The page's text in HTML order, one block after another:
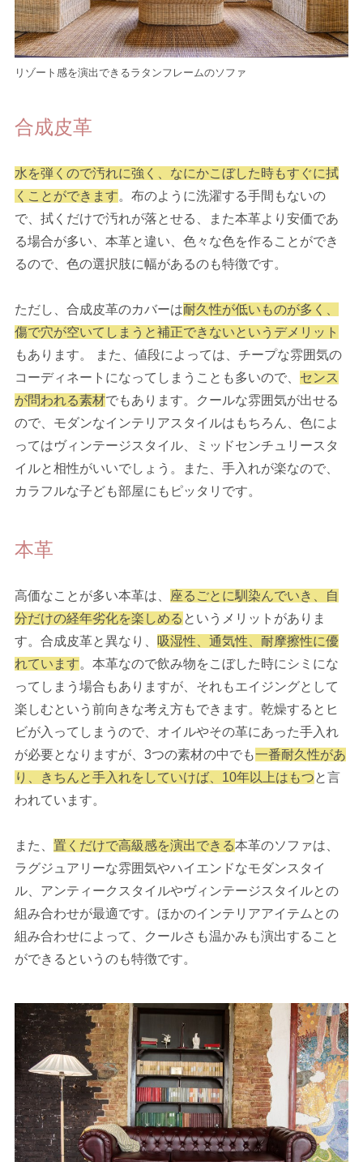
リゾート感を演出できるラタンフレームのソファ
合成皮革
水を弾くので汚れに強く、なにかこぼした時もすぐに拭
くことができます。布のように洗濯する手間もないの
で、拭くだけで汚れが落とせる、また本革より安価であ
る場合が多い、本革と違い、色々な色を作ることができ
るので、色の選択肢に幅があるのも特徴です。
ただし、合成皮革のカバーは耐久性が低いものが多く、
傷で穴が空いてしまうと補正できないというデメリット
もあります。 また、値段によっては、チープな雰囲気の
コーディネートになってしまうことも多いので、 センス
が問われる素材でもあります。クールな雰囲気が出せる
ので、モダンなインテリアスタイルはもちろん、色によ
ってはヴィンテージスタイル、ミッドセンチュリースタ
イルと相性がいいでしょう。また、手入れが楽なので、
カラフルな子ども部屋にもピッタリです。
本革
高価なことが多い本革は、
座るごとに馴染んでいき、自
分だけの経年劣化を楽しめる というメリットがありま
す。合成皮革と異なり、
吸湿性、通気性、耐摩擦性に優
れています。本革なので飲み物をこぼした時にシミにな
ってしまう場合もありますが、それもエイジングとして
楽しむという前向きな考え方もできます。乾燥するとヒ
ビが入ってしまうので、オイルやその革にあった手入れ
が必要となりますが、3つの素材の中でも一番耐久性があ
り、きちんと手入れをしていけば、10年以上はもつと言
われています。
また、 置くだけで高級感を演出できる本革のソファは、
ラグジュアリーな雰囲気やハイエンドなモダンスタイ
ル、アンティークスタイルやヴィンテージスタイルとの
組み合わせが最適です。ほかのインテリアアイテムとの
組み合わせによって、クールさも温かみも演出すること
ができるというのも特徴です。